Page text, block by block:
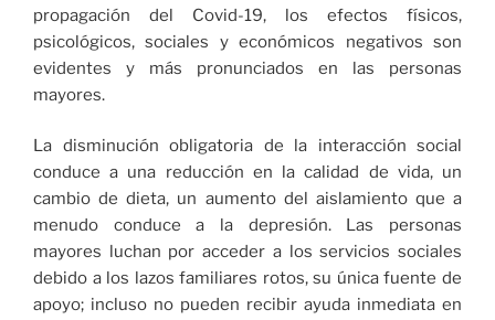
propagación del Covid-19, los efectos físicos,
psicológicos, sociales y económicos negativos son
evidentes y más pronunciados en las personas
mayores.
La disminución obligatoria de la interacción social
conduce a una reducción en la calidad de vida, un
cambio de dieta, un aumento del aislamiento que a
menudo conduce a la depresión. Las personas
mayores luchan por acceder a los servicios sociales
debido a los lazos familiares rotos, su única fuente de
apoyo; incluso no pueden recibir ayuda inmediata en